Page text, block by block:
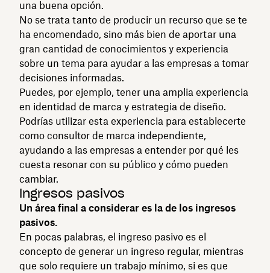
una buena opción.
No se trata tanto de producir un recurso que se te
ha encomendado, sino más bien de aportar una
gran cantidad de conocimientos y experiencia
sobre un tema para ayudar a las empresas a tomar
decisiones informadas.
Puedes, por ejemplo, tener una amplia experiencia
en identidad de marca y estrategia de diseño.
Podrías utilizar esta experiencia para establecerte
como consultor de marca independiente,
ayudando a las empresas a entender por qué les
cuesta resonar con su público y cómo pueden
cambiar.
Ingresos pasivos
Un área final a considerar es la de los ingresos
pasivos.
En pocas palabras, el ingreso pasivo es el
concepto de generar un ingreso regular, mientras
que solo requiere un trabajo mínimo, si es que